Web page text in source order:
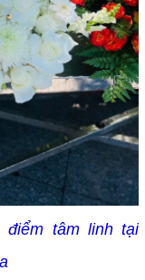
điểm tâm linh tại